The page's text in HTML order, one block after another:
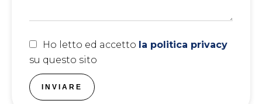
Ho letto ed accetto la politica privacy
su questo sito
INVIARE